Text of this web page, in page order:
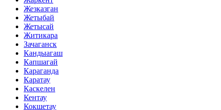
Жезказган
Жетыбай
Жетысай
Житикара
Зачаганск
Кандыагаш
Капшагай
Караганда
Каратау
Каскелен
Кентау
Кокшетау